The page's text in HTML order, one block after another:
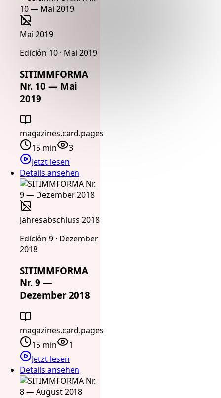
Mai 2019
Edición 10 · Mai 2019
SITIMMFORMA
Nr. 10 — Mai
2019
magazines.card.pages
15 min
3
Jetzt lesen
Details ansehen
Jahresabschluss 2018
Edición 9 · Dezember
2018
SITIMMFORMA
Nr. 9 —
Dezember 2018
magazines.card.pages
15 min
1
Jetzt lesen
Details ansehen